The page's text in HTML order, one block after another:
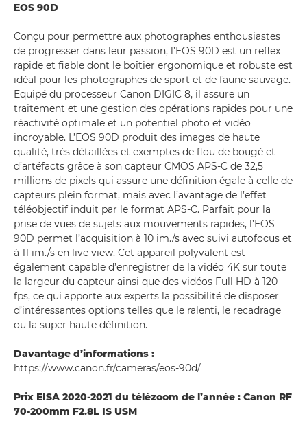
EOS 90D
Conçu pour permettre aux photographes enthousiastes
de progresser dans leur passion, l’EOS 90D est un reflex
rapide et fiable dont le boîtier ergonomique et robuste est
idéal pour les photographes de sport et de faune sauvage.
Equipé du processeur Canon DIGIC 8, il assure un
traitement et une gestion des opérations rapides pour une
réactivité optimale et un potentiel photo et vidéo
incroyable. L’EOS 90D produit des images de haute
qualité, très détaillées et exemptes de flou de bougé et
d’artéfacts grâce à son capteur CMOS APS-C de 32,5
millions de pixels qui assure une définition égale à celle de
capteurs plein format, mais avec l’avantage de l’effet
téléobjectif induit par le format APS-C. Parfait pour la
prise de vues de sujets aux mouvements rapides, l’EOS
90D permet l’acquisition à 10 im./s avec suivi autofocus et
à 11 im./s en live view. Cet appareil polyvalent est
également capable d’enregistrer de la vidéo 4K sur toute
la largeur du capteur ainsi que des vidéos Full HD à 120
fps, ce qui apporte aux experts la possibilité de disposer
d’intéressantes options telles que le ralenti, le recadrage
ou la super haute définition.
Davantage d’informations :
https://www.canon.fr/cameras/eos-90d/
Prix EISA 2020-2021 du télézoom de l’année : Canon RF
70-200mm F2.8L IS USM